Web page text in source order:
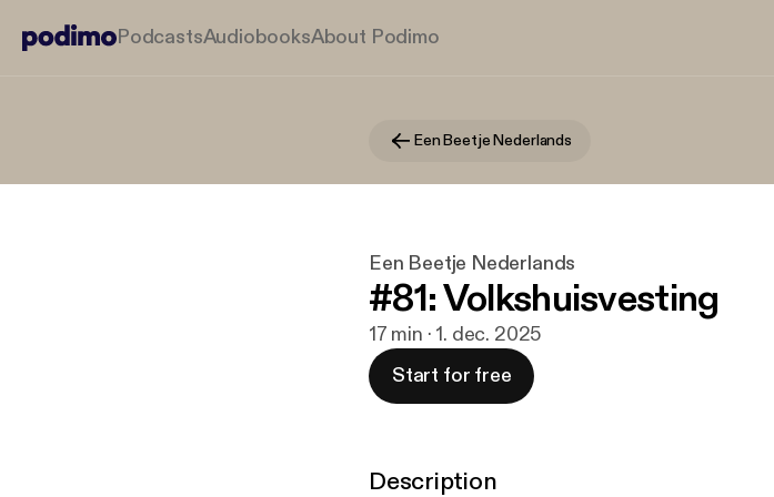
PodcastsAudiobooksAbout Podimo
Een Beetje Nederlands
Een Beetje Nederlands
#81: Volkshuisvesting
17 min · 1. dec. 2025
Start for free
Description